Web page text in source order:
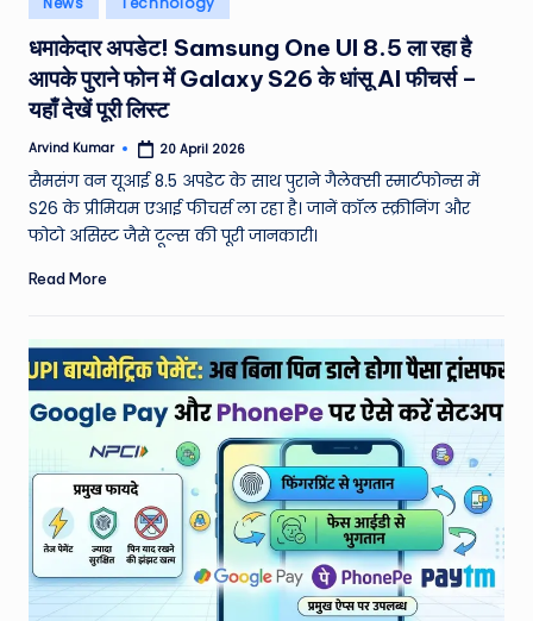
e
a
t
h
er
,
T
e
h
&
o
vi
e
N
in
धमाकेदार अपडेट! Samsung One UI 8.5 ला रहा है
आपके पुराने फोन में Galaxy S26 के धांसू AI फीचर्स –
यहाँ देखें पूरी लिस्ट
Posted
by
Arvind Kumar 20 April 2026
सैमसंग वन यूआई 8.5 अपडेट के साथ पुराने गैलेक्सी स्मार्टफोन्स में
S26 के प्रीमियम एआई फीचर्स ला रहा है। जानें कॉल स्क्रीनिंग और
फोटो असिस्ट जैसे टूल्स की पूरी जानकारी।
Read More